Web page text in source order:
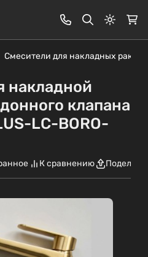
Смесители для накладных
накладной
клапана
LC-BORO-
К сравнению